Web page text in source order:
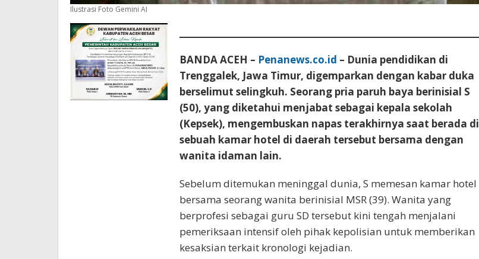
Ilustrasi Foto Gemini AI
BANDA ACEH – Penanews.co.id – Dunia pendidikan di
Trenggalek, Jawa Timur, digemparkan dengan kabar duka
berselimut selingkuh. Seorang pria paruh baya berinisial S
(50), yang diketahui menjabat sebagai kepala sekolah
(Kepsek), mengembuskan napas terakhirnya saat berada di
sebuah kamar hotel di daerah tersebut bersama dengan
wanita idaman lain.
Sebelum ditemukan meninggal dunia, S memesan kamar hotel
bersama seorang wanita berinisial MSR (39). Wanita yang
berprofesi sebagai guru SD tersebut kini tengah menjalani
pemeriksaan intensif oleh pihak kepolisian untuk memberikan
kesaksian terkait kronologi kejadian.